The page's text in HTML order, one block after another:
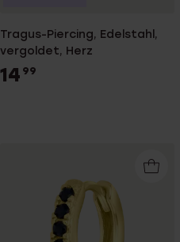
Tragus-Piercing, Edelstahl,
vergoldet, Herz
14 99